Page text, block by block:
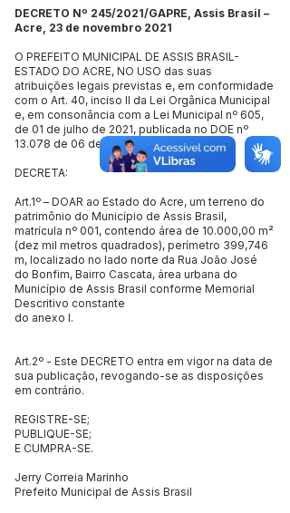
DECRETO Nº 245/2021/GAPRE, Assis Brasil –
Acre, 23 de novembro 2021
O PREFEITO MUNICIPAL DE ASSIS BRASIL-
ESTADO DO ACRE, NO USO das suas
atribuições legais previstas e, em conformidade
com o Art. 40, inciso II da Lei Orgânica Municipal
e, em consonância com a Lei Municipal nº 605,
de 01 de julho de 2021, publicada no DOE nº
13.078 de 06 de julho de 2021.
DECRETA:
Art.1º – DOAR ao Estado do Acre, um terreno do
patrimônio do Município de Assis Brasil,
matrícula nº 001, contendo área de 10.000,00 m²
(dez mil metros quadrados), perímetro 399,746
m, localizado no lado norte da Rua João José
do Bonfim, Bairro Cascata, área urbana do
Município de Assis Brasil conforme Memorial
Descritivo constante
do anexo I.
Art.2º - Este DECRETO entra em vigor na data de
sua publicação, revogando-se as disposições
em contrário.
REGISTRE-SE;
PUBLIQUE-SE;
E CUMPRA-SE.
Jerry Correia Marinho
Prefeito Municipal de Assis Brasil